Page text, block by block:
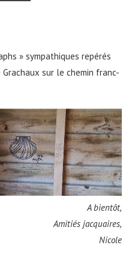
» sympathiques repérés
sur le chemin franc-
A bientôt,
Amitiés jacquaires,
Nicole